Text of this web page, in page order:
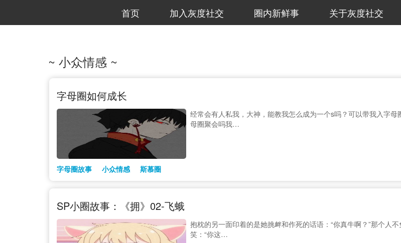
首页 加入灰度社交 圈内新鲜事 关于灰度社交
~ 小众情感 ~
字母圈如何成长
经常会有人私我，大神，能教我怎么成为一个s吗？可以带我入字母
母圈聚会吗我…
字母圈故事 小众情感 斯慕圈
SP小圈故事：《拥》02-飞蛾
抱枕的另一面印着的是她挑衅和作死的话语：“你真牛啊？”那个人
笑：“你这…